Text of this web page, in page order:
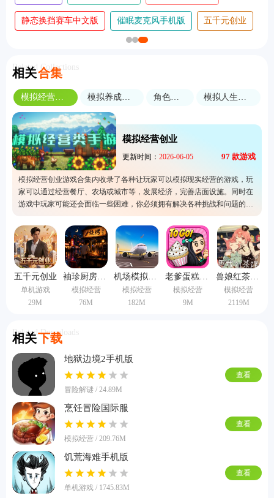
静态换挡赛车中文版 催眠麦克风手机版 五千元创业
相关合集
Related Collections
模拟养成游戏
模拟经营创业
更新时间： 2026-06-05 97 款游戏
模拟经营创业游戏合集内收录了各种让玩家可以模拟现实经营的游戏，玩
家可以通过经营餐厅、农场或城市等，发展经济，完善店面设施。同时在
游戏中玩家可能还会面临一些困难，你必须拥有解决各种挑战和问题的能
力才能让你的店铺持续发展。这类游戏的玩法都较为自由，玩家可以在空
闲时进行游戏。
五千元创业
单机游戏
29M
模拟经营
76M
模拟经营
182M
老爹蛋糕店中文版
模拟经营
9M
兽娘红茶馆汉化版
模拟经营
2119M
相关下载
Related Downloads
地狱边境2手机版
冒险解谜 / 24.89M
查看
烹饪冒险国际服
模拟经营 / 209.76M
查看
饥荒海难手机版
单机游戏 / 1745.83M
查看